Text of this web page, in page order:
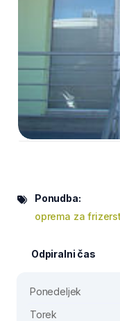
Ponudba:
oprema za
Odpiralni čas
Ponedeljek
Torek